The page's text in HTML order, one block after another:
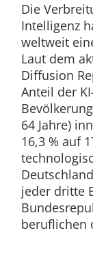
Die
Intelligenz
weltweit
Laut dem
Diffusion
Anteil der
64 Jahre)
16,3 % auf
jeder dritte
beruflichen